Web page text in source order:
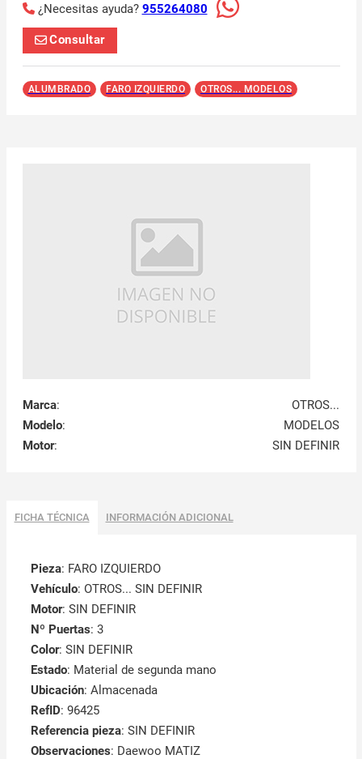
¿Necesitas ayuda? 955264080
Consultar
ALUMBRADO FARO IZQUIERDO OTROS... MODELOS
Marca:
OTROS...
Modelo:
MODELOS
Motor: SIN DEFINIR
FICHA TÉCNICA INFORMACIÓN ADICIONAL
Pieza: FARO IZQUIERDO
Vehículo: OTROS... SIN DEFINIR
Motor: SIN DEFINIR
Nº Puertas: 3
Color: SIN DEFINIR
Estado: Material de segunda mano
Ubicación: Almacenada
RefID: 96425
Referencia pieza: SIN DEFINIR
Observaciones: Daewoo MATIZ